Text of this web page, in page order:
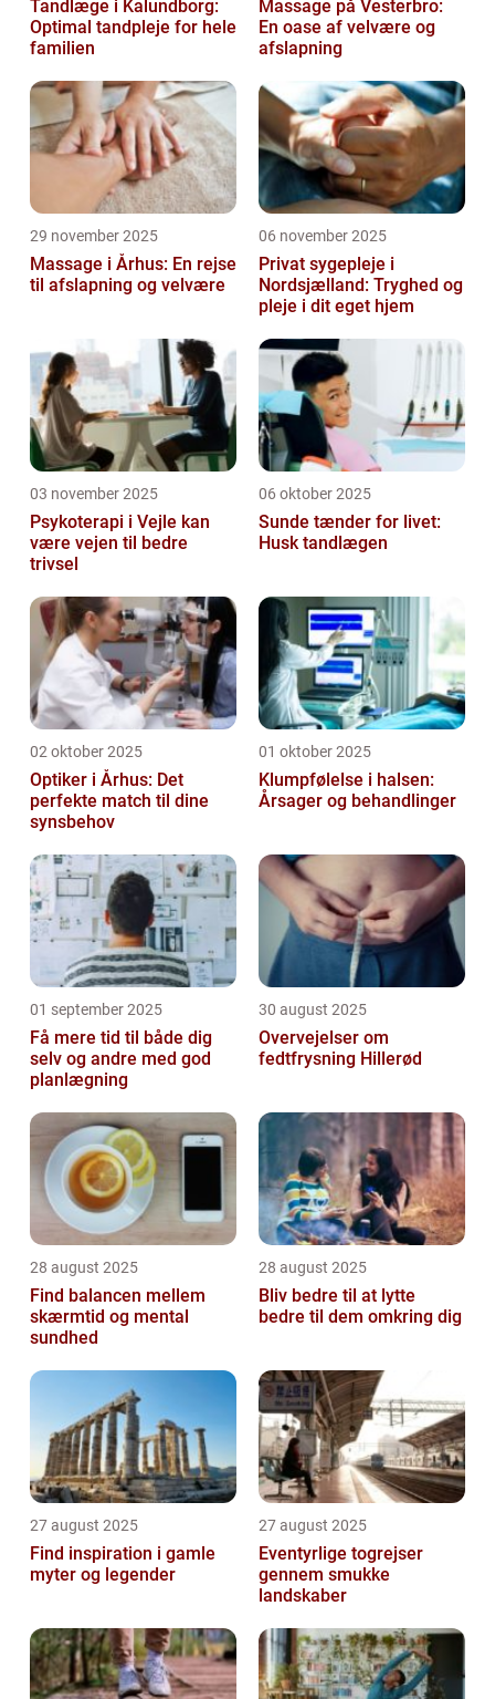
Tandlæge i Kalundborg:
Optimal tandpleje for hele
familien
Massage på Vesterbro:
En oase af velvære og
afslapning
29 november 2025
Massage i Århus: En rejse
til afslapning og velvære
06 november 2025
Privat sygepleje i
Nordsjælland: Tryghed og
pleje i dit eget hjem
03 november 2025
Psykoterapi i Vejle kan
være vejen til bedre
trivsel
06 oktober 2025
Sunde tænder for livet:
Husk tandlægen
02 oktober 2025
Optiker i Århus: Det
perfekte match til dine
synsbehov
01 oktober 2025
Klumpfølelse i halsen:
Årsager og behandlinger
01 september 2025
Få mere tid til både dig
selv og andre med god
planlægning
30 august 2025
Overvejelser om
fedtfrysning Hillerød
28 august 2025
Find balancen mellem
skærmtid og mental
sundhed
28 august 2025
Bliv bedre til at lytte
bedre til dem omkring dig
27 august 2025
Find inspiration i gamle
myter og legender
27 august 2025
Eventyrlige togrejser
gennem smukke
landskaber